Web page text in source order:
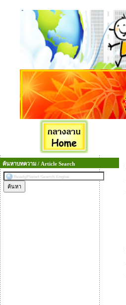
ค้นหาบทความ / Article Search